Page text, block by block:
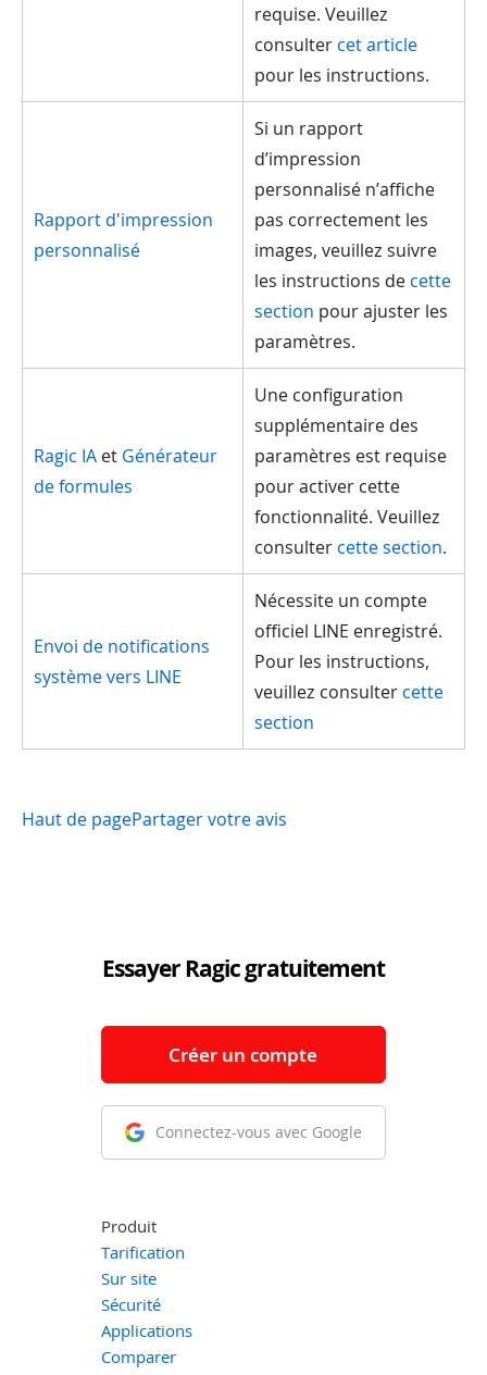
requise. Veuillez
consulter cet article
pour les instructions.
Rapport d'impression
personnalisé
Si un rapport
d’impression
personnalisé n’affiche
pas correctement les
images, veuillez suivre
les instructions de cette
section pour ajuster les
paramètres.
Ragic IA et Générateur
de formules
Une configuration
supplémentaire des
paramètres est requise
pour activer cette
fonctionnalité. Veuillez
consulter cette section.
Envoi de notifications
système vers LINE
Nécessite un compte
officiel LINE enregistré.
Pour les instructions,
veuillez consulter cette
section
Haut de pagePartager votre avis
Essayer Ragic gratuitement
Créer un compte
Connectez-vous avec Google
Produit
Tarification
Sur site
Sécurité
Applications
Comparer